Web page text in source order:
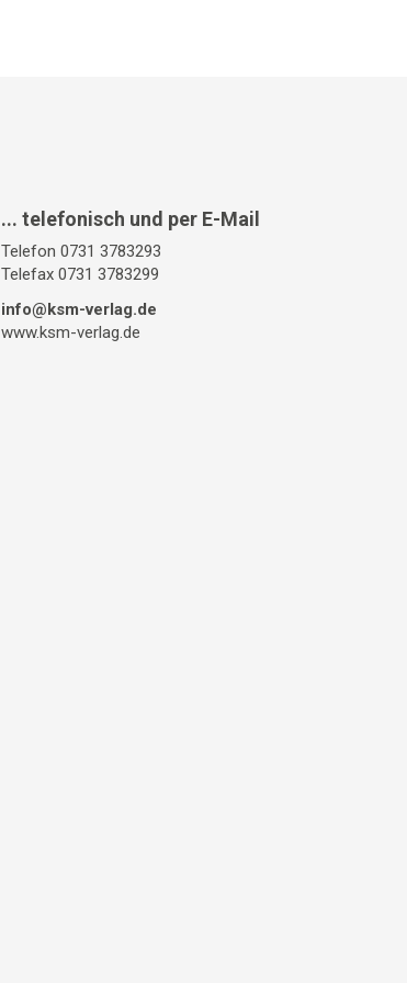
... telefonisch und per E-Mail
Telefon 0731 3783293
Telefax 0731 3783299
info@ksm-verlag.de
www.ksm-verlag.de